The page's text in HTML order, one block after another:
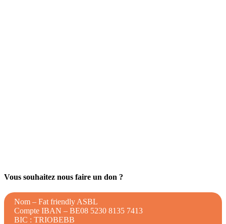
Vous souhaitez nous faire un don ?
Nom – Fat friendly ASBL
Compte IBAN – BE08 5230 8135 7413
BIC : TRIOBEBB